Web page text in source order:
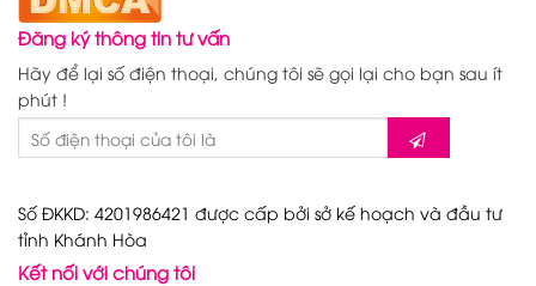
Đăng ký thông tin tư vấn
Hãy để lại số điện thoại, chúng tôi sẽ gọi lại cho bạn sau ít
phút !
Số ĐKKD: 4201986421 được cấp bởi sở kế hoạch và đầu tư
tỉnh Khánh Hòa
Kết nối với chúng tôi